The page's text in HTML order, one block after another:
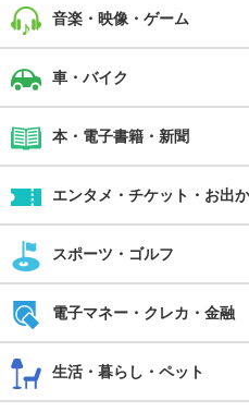
音楽・映像・ゲーム
車・バイク
本・電子書籍・新聞
エンタメ・チケット・お出
スポーツ・ゴルフ
電子マネー・クレカ・金融
生活・暮らし・ペット